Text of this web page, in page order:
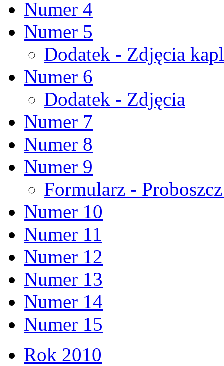
Numer 4
Numer 5
Dodatek - Zdjęcia
Numer 6
Dodatek - Zdjęcia
Numer 7
Numer 8
Numer 9
Formularz -
Numer 10
Numer 11
Numer 12
Numer 13
Numer 14
Numer 15
Rok 2010